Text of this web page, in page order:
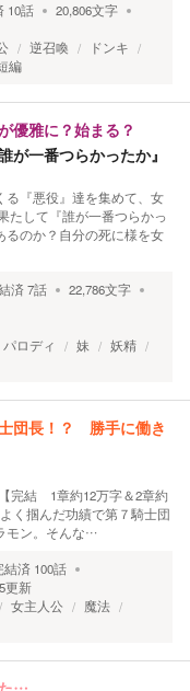
10話 20,806文字
逆召喚
ドンキ
編
優雅に？始まる？
が一番つらかったか』
『悪役』達を集めて、女
して『誰が一番つらかっ
るのか？自分の死に様を女
済7話 22,786文字
パロディ 妹
妖精
士団長！？ 勝手に働き
完結 1章約12万字＆2章約
く掴んだ功績で第７騎士団
モン。そんな…
結済 100話
更新
女主人公
魔法